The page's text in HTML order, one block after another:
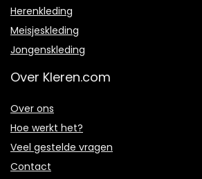
Herenkleding
Meisjeskleding
Jongenskleding
Over Kleren.com
Over ons
Hoe werkt het?
Veel gestelde vragen
Contact